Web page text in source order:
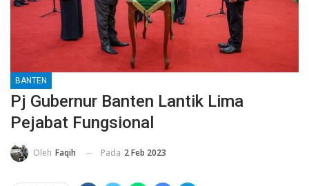
BANTEN
Pj Gubernur Banten Lantik Lima
Pejabat Fungsional
Oleh Faqih Pada 2 Feb 2023